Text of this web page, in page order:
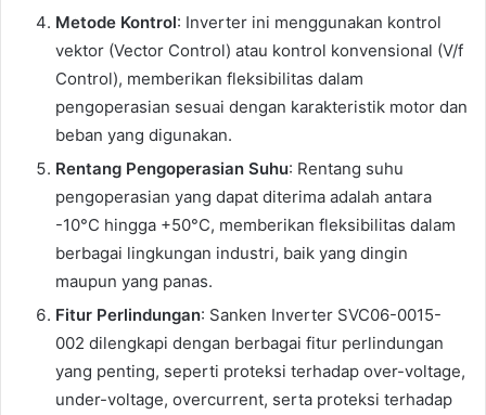
Metode Kontrol: Inverter ini menggunakan kontrol
vektor (Vector Control) atau kontrol konvensional (V/f
Control), memberikan fleksibilitas dalam
pengoperasian sesuai dengan karakteristik motor dan
beban yang digunakan.
Rentang Pengoperasian Suhu: Rentang suhu
pengoperasian yang dapat diterima adalah antara
-10°C hingga +50°C, memberikan fleksibilitas dalam
berbagai lingkungan industri, baik yang dingin
maupun yang panas.
Fitur Perlindungan: Sanken Inverter SVC06-0015-
002 dilengkapi dengan berbagai fitur perlindungan
yang penting, seperti proteksi terhadap over-voltage,
under-voltage, overcurrent, serta proteksi terhadap